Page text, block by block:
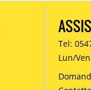
Tel:
Lun/